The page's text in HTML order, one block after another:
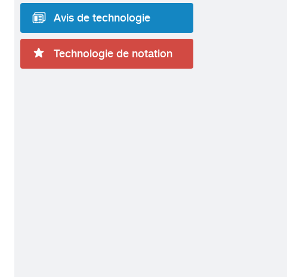
Avis de technologie
Technologie de notation